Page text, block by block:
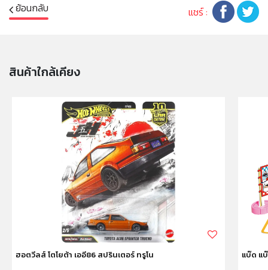
ย้อนกลับ แชร์ :
สินค้าใกล้เคียง
ฮอตวีลส์ โตโยต้า เออี86 สปรินเตอร์ ทรูโน แบ๊ด แ